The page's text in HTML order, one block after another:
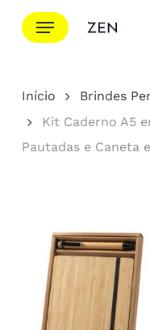
para
principal
Menu
Cotação
Início Brindes
Kit Caderno A5
Pautadas e Caneta